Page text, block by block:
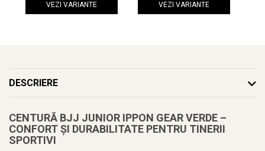
VEZI VARIANTE VEZI VARIANTE
DESCRIERE
CENTURĂ BJJ JUNIOR IPPON GEAR VERDE –
CONFORT ȘI DURABILITATE PENTRU TINERII
SPORTIVI